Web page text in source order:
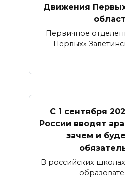
Движения
Первичное
Первых»
С 1 сентября
России вводят
зачем и
В российских школах